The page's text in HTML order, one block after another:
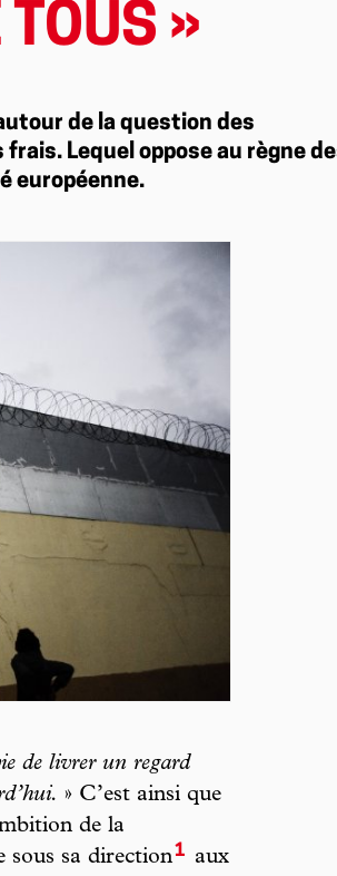
»
de la question des
Lequel oppose au règne
européenne.
de livrer un regard
» C’est ainsi que
de la
sous sa direction1
aux